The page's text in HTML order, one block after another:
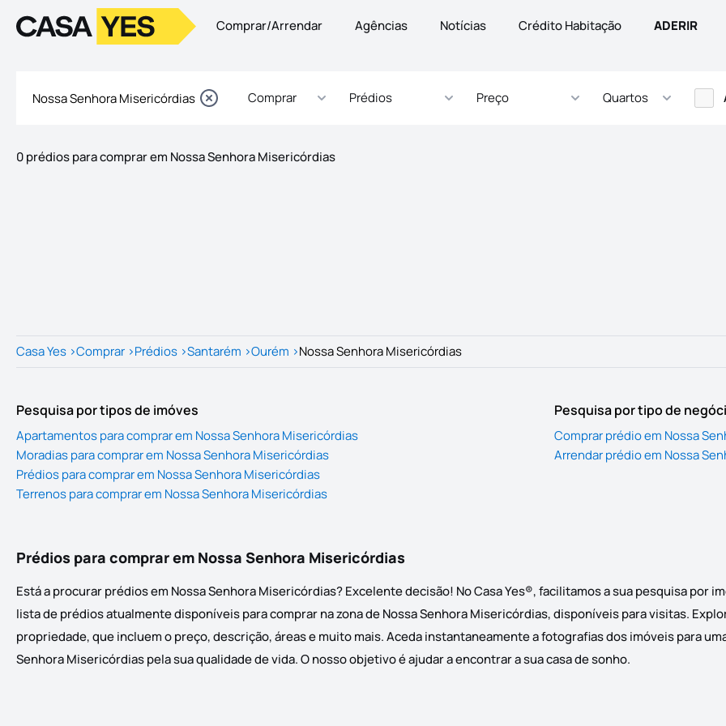
LogoIr para a homepage Comprar/Arrendar Agências Notícias Crédito Habitação ADERIR
Comprar Prédios Preço Quartos
0 prédios para comprar em Nossa Senhora Misericórdias
Casa Yes >Comprar >Prédios >Santarém >Ourém >Nossa Senhora Misericórdias
Pesquisa por tipos de imóves
Apartamentos para comprar em Nossa Senhora Misericórdias
Moradias para comprar em Nossa Senhora Misericórdias
Prédios para comprar em Nossa Senhora Misericórdias
Terrenos para comprar em Nossa Senhora Misericórdias
Pesquisa por tipo de
Comprar prédio em Nossa
Arrendar prédio em Nossa
Prédios para comprar em Nossa Senhora Misericórdias
Está a procurar prédios em Nossa Senhora Misericórdias? Excelente decisão! No Casa Yes®, facilitamos a sua pesquisa por
lista de prédios atualmente disponíveis para comprar na zona de Nossa Senhora Misericórdias, disponíveis para visitas.
propriedade, que incluem o preço, descrição, áreas e muito mais. Aceda instantaneamente a fotografias dos imóveis para
Senhora Misericórdias pela sua qualidade de vida. O nosso objetivo é ajudar a encontrar a sua casa de sonho.